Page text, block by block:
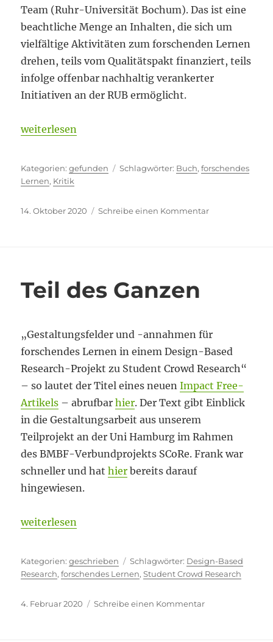
Team (Ruhr-Universität Bochum). Das ist eine
beachtliche Menge an Inhalten, die sich um
vielfältige Aktivitäten zum forschenden Lernen
drehen, teils vom Qualitätspakt finanziert, teils
infolge offenbar nachhaltig verankerter
Initiativen an der RUB ermöglicht.
„Kein Wundermittel“
weiterlesen
Kategorien
gefunden Schlagwörter
Buch,forschendes
Lernen, Kritik
Veröffentlicht
14. Oktober 2020 Schreibe einen Kommentarzu
Teil des Ganzen
„Gestaltungsfelder und -annahmen für
forschendes Lernen in einem Design-Based
Research-Projekt zu Student Crowd Research“
– so lautet der Titel eines neuenImpact Free-
Artikels – abrufbarhier. Der Text gibt Einblick
in die Gestaltungsarbeit aus unserem
Teilprojekt an der Uni Hamburg im Rahmen
des BMBF-Verbundprojekts SCoRe. Frank war
schneller und hathier bereits darauf
hingewiesen.
„Teil des Ganzen“
weiterlesen
Kategorien
geschrieben Schlagwörter
Design-Based
Research,forschendes Lernen,Student Crowd Research
Veröffentlicht
4. Februar 2020 Schreibe einen Kommentarzu